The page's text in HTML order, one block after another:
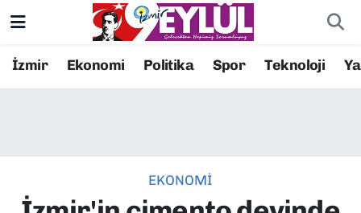
İzmir Ekonomi Politika Spor Teknoloji
EKONOMİ
Resmi İlanlar
Konak Nöbetçi Eczaneler
Süper Lig Puan Durumu ve Fikstür